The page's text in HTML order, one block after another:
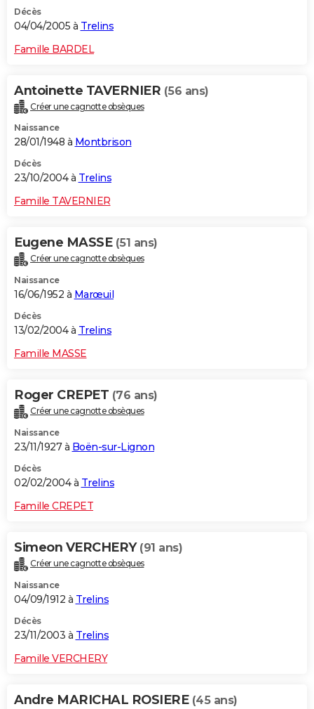
Décès
04/04/2005 à Trelins
Famille BARDEL
Antoinette TAVERNIER (56 ans)
Créer une cagnotte obsèques
Naissance
28/01/1948 à Montbrison
Décès
23/10/2004 à Trelins
Famille TAVERNIER
Eugene MASSE (51 ans)
Créer une cagnotte obsèques
Naissance
16/06/1952 à Marœuil
Décès
13/02/2004 à Trelins
Famille MASSE
Roger CREPET (76 ans)
Créer une cagnotte obsèques
Naissance
23/11/1927 à Boën-sur-Lignon
Décès
02/02/2004 à Trelins
Famille CREPET
Simeon VERCHERY (91 ans)
Créer une cagnotte obsèques
Naissance
04/09/1912 à Trelins
Décès
23/11/2003 à Trelins
Famille VERCHERY
Andre MARICHAL ROSIERE (45 ans)